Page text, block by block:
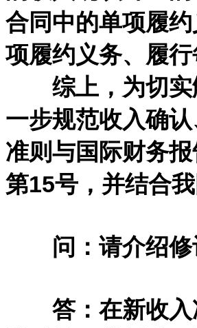
合同中的单项履
项履约义务、履
综上，为切实
一步规范收入确
准则与国际财务
第15号，并结合
问：请介绍修
答：在新收入